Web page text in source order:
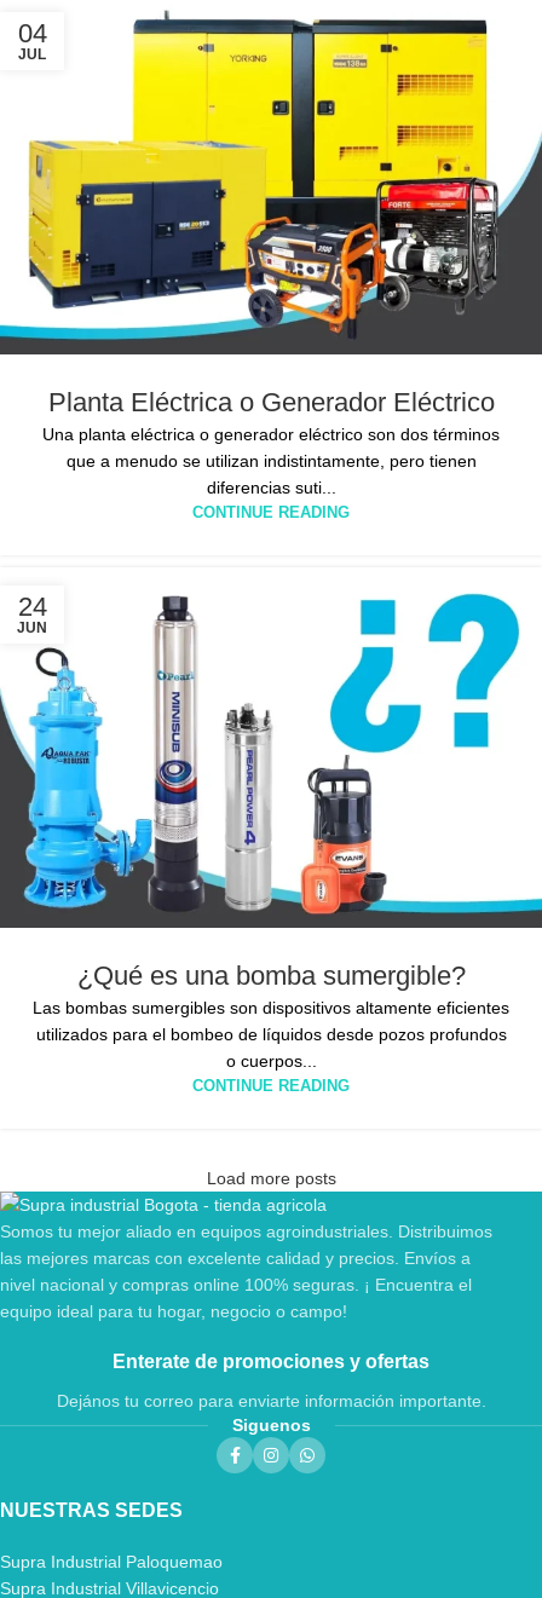
04
JUL
Planta Eléctrica o Generador Eléctrico
Una planta eléctrica o generador eléctrico son dos términos
que a menudo se utilizan indistintamente, pero tienen
diferencias suti...
CONTINUE READING
24
JUN
¿Qué es una bomba sumergible?
Las bombas sumergibles son dispositivos altamente eficientes
utilizados para el bombeo de líquidos desde pozos profundos
o cuerpos...
CONTINUE READING
Load more posts
Somos tu mejor aliado en equipos agroindustriales. Distribuimos
las mejores marcas con excelente calidad y precios. Envíos a
nivel nacional y compras online 100% seguras. ¡ Encuentra el
equipo ideal para tu hogar, negocio o campo!
Enterate de promociones y ofertas
Dejános tu correo para enviarte información importante.
Siguenos
NUESTRAS SEDES
Supra Industrial Paloquemao
Supra Industrial Villavicencio